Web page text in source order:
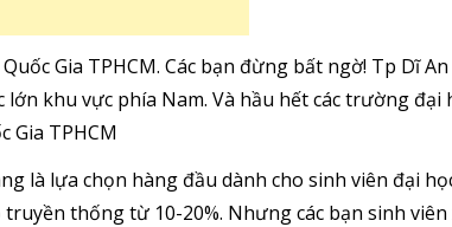
Gia TPHCM. Các bạn đừng bất ngờ! Tp Dĩ
khu vực phía Nam. Và hầu hết các trường đại
Gia TPHCM
là lựa chọn hàng đầu dành cho sinh viên đại
thống từ 10-20%. Nhưng các bạn sinh viên